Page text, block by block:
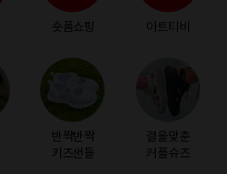
숏폼쇼핑 아트티비
반짝반짝
키즈샌들
결을맞춘
커플슈즈